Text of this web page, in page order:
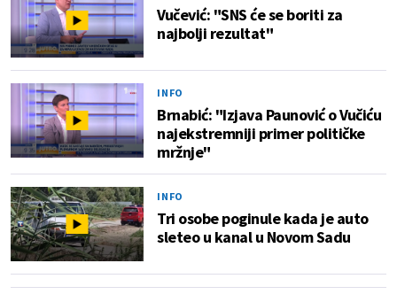
Vučević: "SNS će se boriti za
najbolji rezultat"
INFO
Brnabić: "Izjava Paunović o Vučiću
najekstremniji primer političke
mržnje"
INFO
Tri osobe poginule kada je auto
sleteo u kanal u Novom Sadu